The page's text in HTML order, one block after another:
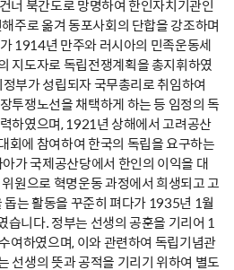
너 북간도로 망명하여 한인자치기관인
주로 옮겨 동포사회의 단합을 강조하며
1914년 만주와 러시아의 민족운동세
지도자로 독립전쟁계획을 총지휘하였
부가 성립되자 국무총리로 취임하여
투쟁노선을 채택하게 하는 등 임정의 독
하였으며, 1921년 상해에서 고려공산
회에 참여하여 한국의 독립을 요구하는
가 국제공산당에서 한인의 이익을 대
원으로 혁명운동 과정에서 희생되고 고
는 활동을 꾸준히 펴다가 1935년 1월
니다. 정부는 선생의 공훈을 기리어 1
여하였으며, 이와 관련하여 독립기념관
선생의 뜻과 공적을 기리기 위하여 별도